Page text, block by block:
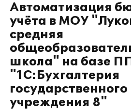
Автоматизация
учёта в МОУ
средняя
школа" на базе
"1С:Бухгалтерия
государственного
учреждения 8"